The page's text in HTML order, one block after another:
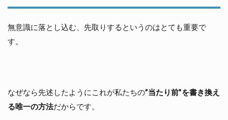
無意識に落とし込む、先取りするというのはとても重要で
す。
なぜなら先述したようにこれが私たちの”当たり前”を書き換え
る唯一の方法だからです。